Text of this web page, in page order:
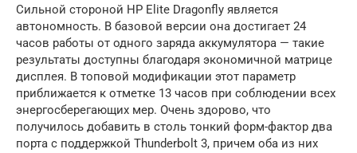
Сильной стороной HP Elite Dragonfly является
автономность. В базовой версии она достигает 24
часов работы от одного заряда аккумулятора — такие
результаты доступны благодаря экономичной матрице
дисплея. В топовой модификации этот параметр
приближается к отметке 13 часов при соблюдении всех
энергосберегающих мер. Очень здорово, что
получилось добавить в столь тонкий форм-фактор два
порта с поддержкой Thunderbolt 3, причем оба из них